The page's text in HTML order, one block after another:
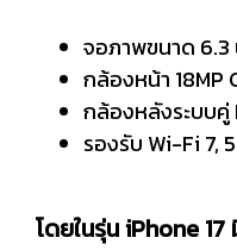
จอภาพขนาด 6.3
กล้องหน้า 18MP
กล้องหลังระบบคู่
รองรับ Wi-Fi 7,
โดยในรุ่น iPhone